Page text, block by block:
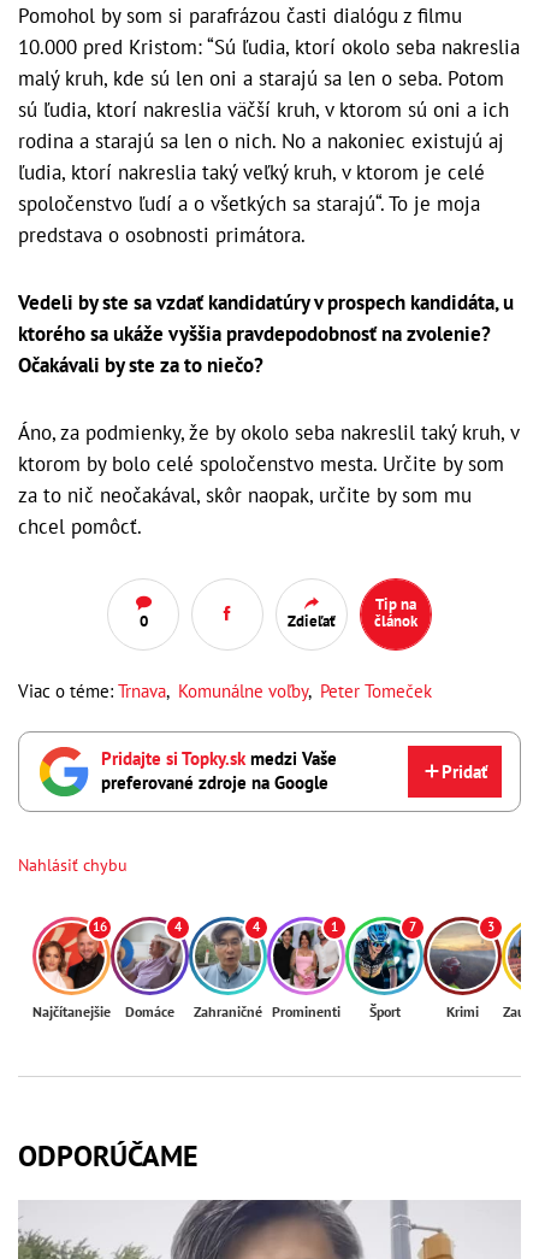
Pomohol by som si parafrázou časti dialógu z filmu
10.000 pred Kristom: “Sú ľudia, ktorí okolo seba nakreslia
malý kruh, kde sú len oni a starajú sa len o seba. Potom
sú ľudia, ktorí nakreslia väčší kruh, v ktorom sú oni a ich
rodina a starajú sa len o nich. No a nakoniec existujú aj
ľudia, ktorí nakreslia taký veľký kruh, v ktorom je celé
spoločenstvo ľudí a o všetkých sa starajú“. To je moja
predstava o osobnosti primátora.
Vedeli by ste sa vzdať kandidatúry v prospech kandidáta, u
ktorého sa ukáže vyššia pravdepodobnosť na zvolenie?
Očakávali by ste za to niečo?
Áno, za podmienky, že by okolo seba nakreslil taký kruh, v
ktorom by bolo celé spoločenstvo mesta. Určite by som
za to nič neočakával, skôr naopak, určite by som mu
chcel pomôcť.
0 Zdieľať
Tip na
článok
Viac o téme: Trnava, Komunálne voľby, Peter Tomeček
Pridajte si Topky.skmedzi Vaše
preferované zdroje na Google
Pridať
Nahlásiť chybu
16
Najčítanejšie
4
Domáce
4
Zahraničné
1
Prominenti
7
Šport
3
Krimi
ODPORÚČAME